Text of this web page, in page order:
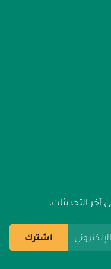
آخر التحديثات.
اشترك